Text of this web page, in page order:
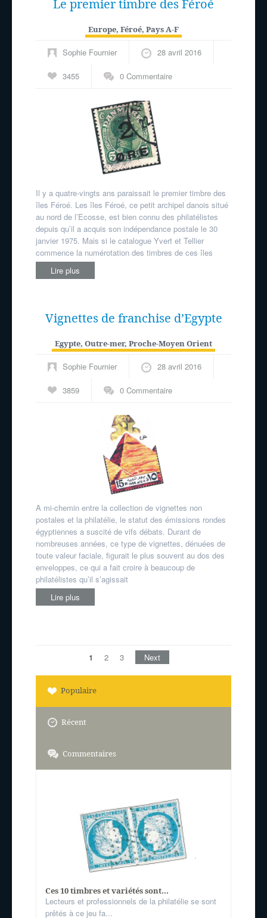
Le premier timbre des Féroé
Europe, Féroé, Pays A-F
Sophie Fournier 28 avril 2016
3455 0 Commentaire
Il y a quatre-vingts ans paraissait le premier timbre des
îles Féroé. Les îles Féroé, ce petit archipel danois situé
au nord de l’Ecosse, est bien connu des philatélistes
depuis qu’il a acquis son indépendance postale le 30
janvier 1975. Mais si le catalogue Yvert et Tellier
commence la numérotation des timbres de ces îles
Lire plus
Vignettes de franchise d’Egypte
Egypte, Outre-mer, Proche-Moyen Orient
Sophie Fournier 28 avril 2016
3859 0 Commentaire
A mi-chemin entre la collection de vignettes non
postales et la philatélie, le statut des émissions rondes
égyptiennes a suscité de vifs débats. Durant de
nombreuses années, ce type de vignettes, dénuées de
toute valeur faciale, figurait le plus souvent au dos des
enveloppes, ce qui a fait croire à beaucoup de
philatélistes qu’il s’agissait
Lire plus
1 2 3 Next
Populaire
Récent
Commentaires
Ces 10 timbres et variétés sont...
Lecteurs et professionnels de la philatélie se sont
prêtés à ce jeu fa...